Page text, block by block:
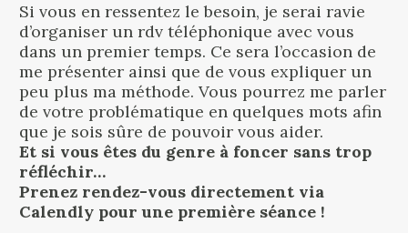
Si vous en ressentez le besoin, je serai ravie
d’organiser un rdv téléphonique avec vous
dans un premier temps. Ce sera l’occasion de
me présenter ainsi que de vous expliquer un
peu plus ma méthode. Vous pourrez me parler
de votre problématique en quelques mots afin
que je sois sûre de pouvoir vous aider.
Et si vous êtes du genre à foncer sans trop
réfléchir…
Calendly pour une première séance !